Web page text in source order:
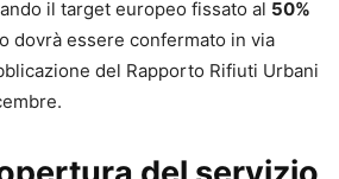
il target europeo fissato al 50%
dovrà essere confermato in via
del Rapporto Rifiuti Urbani